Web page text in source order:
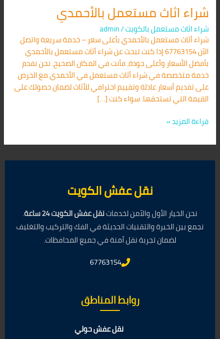
شراء اثاث مستعمل بالأحمدي
شراء اثاث مستعمل بالكويت/
admin
شراء أثاث مستعمل بالأحمدي بأعلى سعر – خدمة سريعة واتصل
الآن 67763154 إذا كنت تبحث عن شراء أثاث مستعمل بالأحمدي
بأفضل الأسعار وأعلى جودة، فأنت في المكان الصحيح. نحن نقدم
خدمة متخصصة في شراء أثاث مستعمل في الأحمدي مع الحرص
على تقديم أسعار عادلة وتقييم احترافي للأثاث لضمان حصولك على
القيمة التي تستحقها. سواء كنت […]
قراءة المزيد »
نقل عفش الكويت
نحن الخيار الأول والآمن لخدماتنقل عفش الكويت 24 ساعة
.
نجمع بين الخبرة والتقنيات الحديثة في الفك والتركيب والتغليف
لضمان تجربة نقل آمنة في جميع المحافظات.
67763154
روابط المناطق
نقل عفش حولي